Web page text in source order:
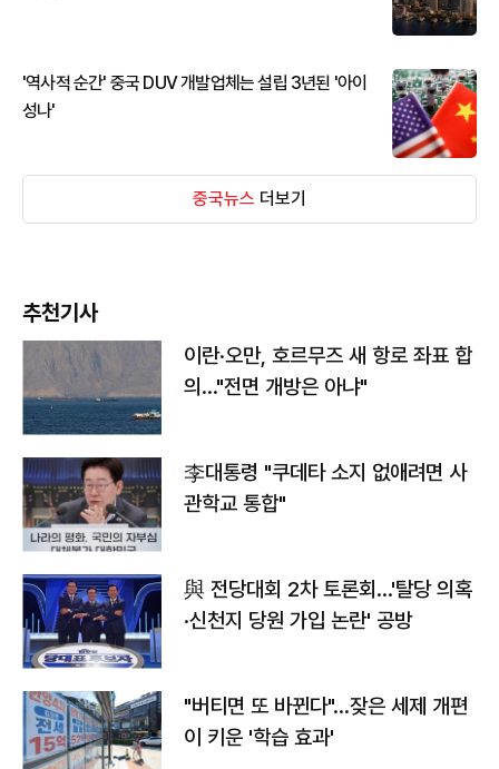
'역사적 순간' 중국 DUV 개발업체는 설립 3년된 '아이
성나'
중국뉴스 더보기
추천기사
이란·오만, 호르무즈 새 항로 좌표 합
의…"전면 개방은 아냐"
李대통령 "쿠데타 소지 없애려면 사
관학교 통합"
與 전당대회 2차 토론회…'탈당 의혹
·신천지 당원 가입 논란' 공방
"버티면 또 바뀐다"…잦은 세제 개편
이 키운 '학습 효과'